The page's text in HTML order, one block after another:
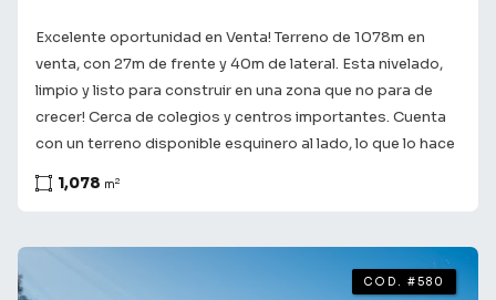
Excelente oportunidad en Venta! Terreno de 1078m en
venta, con 27m de frente y 40m de lateral. Esta nivelado,
limpio y listo para construir en una zona que no para de
crecer! Cerca de colegios y centros importantes. Cuenta
con un terreno disponible esquinero al lado, lo que lo hace
con nuestros asesores para obtener más información y
encontrar lo que buscas! ¡Tu futuro comienza aquí!
1,078 m2
COD. #580